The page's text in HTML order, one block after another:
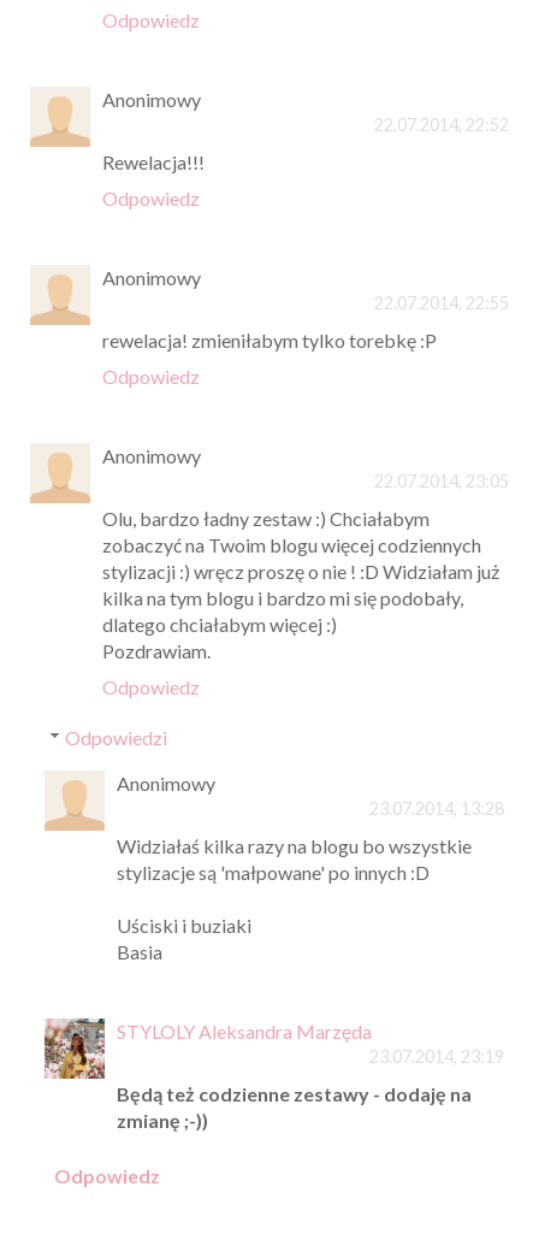
Odpowiedz
Anonimowy
22.07.2014, 22:52
Rewelacja!!!
Odpowiedz
Anonimowy
22.07.2014, 22:55
rewelacja! zmieniłabym tylko torebkę :P
Odpowiedz
Anonimowy
22.07.2014, 23:05
Olu, bardzo ładny zestaw :) Chciałabym
zobaczyć na Twoim blogu więcej codziennych
stylizacji :) wręcz proszę o nie ! :D Widziałam już
kilka na tym blogu i bardzo mi się podobały,
dlatego chciałabym więcej :)
Pozdrawiam.
Odpowiedz
Odpowiedzi
Anonimowy
23.07.2014, 13:28
Widziałaś kilka razy na blogu bo wszystkie
stylizacje są 'małpowane' po innych :D
Uściski i buziaki
Basia
STYLOLY Aleksandra Marzęda
23.07.2014, 23:19
Będą też codzienne zestawy - dodaję na
zmianę ;-))
Odpowiedz